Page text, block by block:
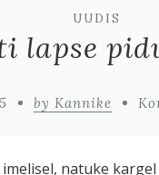
UUDIS
lapse
by Kannike
natuke